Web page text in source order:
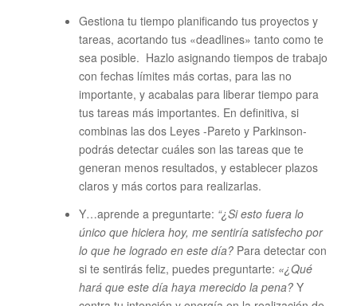
Gestiona tu tiempo planificando tus proyectos y
tareas, acortando tus «deadlines» tanto como te
sea posible. Hazlo asignando tiempos de trabajo
con fechas límites más cortas, para las no
importante, y acabalas para liberar tiempo para
tus tareas más importantes. En definitiva, si
combinas las dos Leyes -Pareto y Parkinson-
podrás detectar cuáles son las tareas que te
generan menos resultados, y establecer plazos
claros y más cortos para realizarlas.
Y…aprende a preguntarte: “¿Si esto fuera lo
único que hiciera hoy, me sentiría satisfecho por
lo que he logrado en este día? Para detectar con
si te sentirás feliz, puedes preguntarte: «¿Qué
hará que este día haya merecido la pena? Y